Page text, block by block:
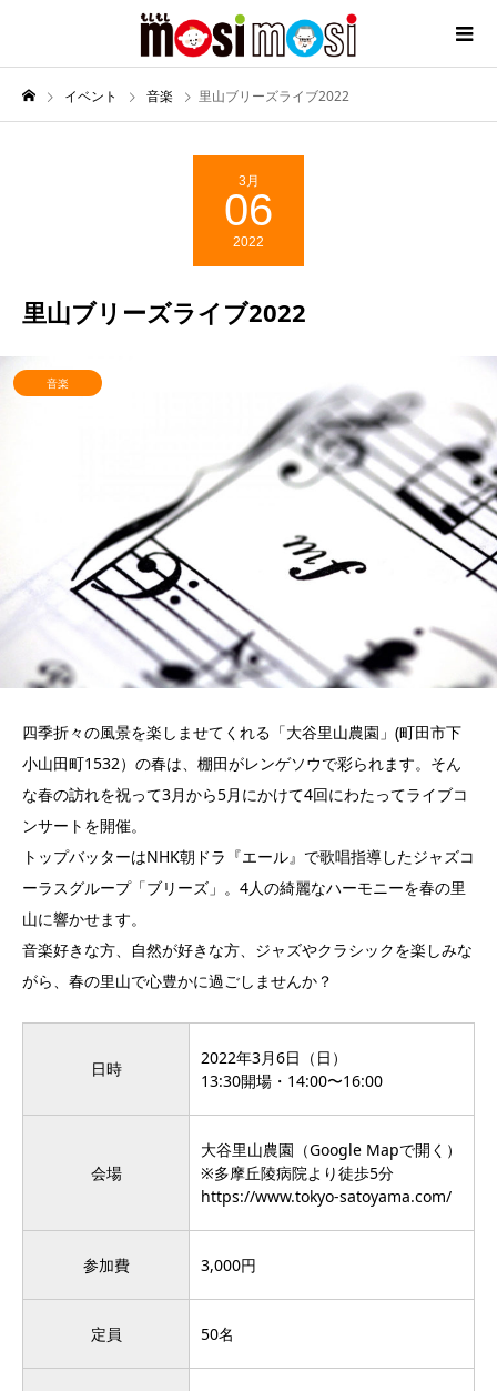
イベント 音楽 里山ブリーズライブ2022
3月
06
2022
里山ブリーズライブ2022
音楽
四季折々の風景を楽しませてくれる「大谷里山農園」(町田市下
小山田町1532）の春は、棚田がレンゲソウで彩られます。そん
な春の訪れを祝って3月から5月にかけて4回にわたってライブコ
ンサートを開催。
トップバッターはNHK朝ドラ『エール』で歌唱指導したジャズコ
ーラスグループ「ブリーズ」。4人の綺麗なハーモニーを春の里
山に響かせます。
音楽好きな方、自然が好きな方、ジャズやクラシックを楽しみな
がら、春の里山で心豊かに過ごしませんか？
日時
2022年3月6日（日）
13:30開場・14:00〜16:00
会場
大谷里山農園（Google Mapで開く ）
※多摩丘陵病院より徒歩5分
https://www.tokyo-satoyama.com/
参加費 3,000円
定員 50名